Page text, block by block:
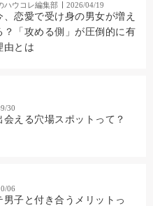
ハウコレ編集部 2026/04/19
、恋愛で受け身の男女が増え
？「攻める側」が圧倒的に有
由とは
30
会える穴場スポットって？
06
男子と付き合うメリットっ